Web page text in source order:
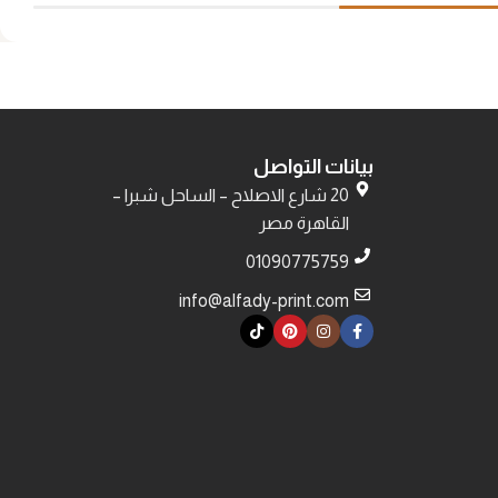
بيانات التواصل
20 شارع الاصلاح – الساحل شبرا –
القاهرة مصر
01090775759
info@alfady-print.com